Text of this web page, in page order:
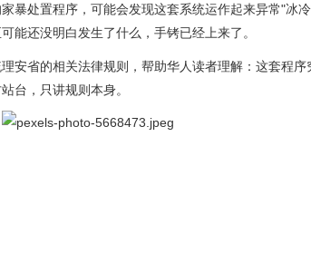
暴处置程序，可能会发现这套系统运作起来异常"
能还没明白发生了什么，手铐已经上来了。
安省的相关法律规则，帮助华人读者理解：这套程
台，只讲规则本身。